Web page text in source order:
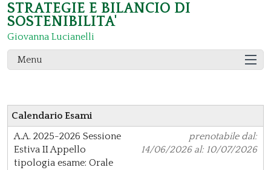
STRATEGIE E BILANCIO DI
SOSTENIBILITA'
Giovanna Lucianelli
Menu
Calendario Esami
prenotabile dal:
14/06/2026 al: 10/07/2026
A.A. 2025-2026 Sessione
Estiva II Appello
tipologia esame: Orale